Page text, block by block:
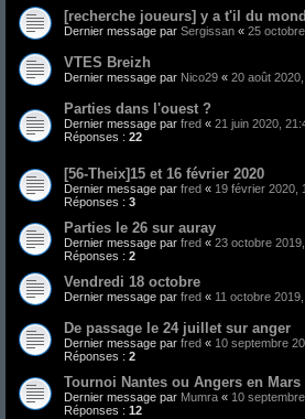
[recherche joueurs] y a t'il du
Dernier message par Sergissan « 25
VTES Breizh
Dernier message par Nico29 « 20 août
Parties dans l'ouest ?
Dernier message par fred « 21 juin 2020,
Réponses : 22
[56-Theix]15 et 16 février 2020
Dernier message par fred « 19 février 2020,
Réponses : 3
Parties le 26 sur auray
Dernier message par fred « 23 octobre
Réponses : 2
Vendredi 18 octobre
Dernier message par fred « 11 octobre 2019,
De passage le 24 juillet sur anger
Dernier message par fred « 10 septembre
Réponses : 2
Tournoi Nantes ou Angers en Mars
Dernier message par Mumra « 10
Réponses : 12